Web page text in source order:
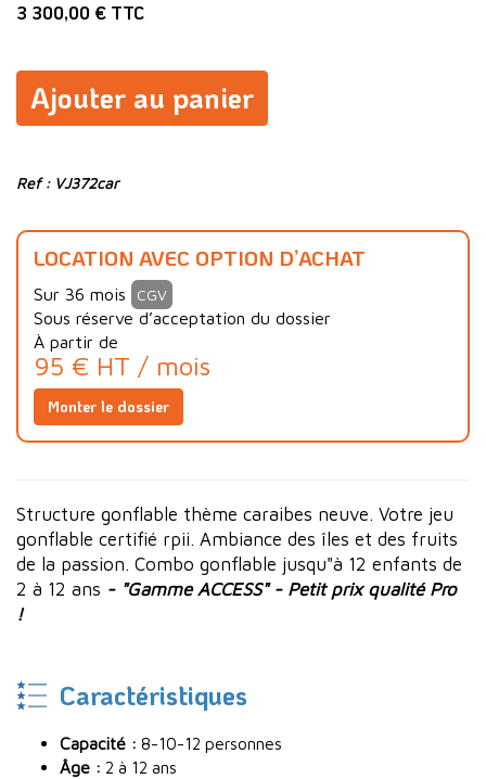
3 300,00 € TTC
Ajouter au panier
Ref : VJ372car
LOCATION AVEC OPTION D’ACHAT
Sur 36 mois CGV
Sous réserve d’acceptation du dossier
À partir de
95 € HT / mois
Monter le dossier
Structure gonflable thème caraibes neuve. Votre jeu
gonflable certifié rpii. Ambiance des îles et des fruits
de la passion. Combo gonflable jusqu"à 12 enfants de
2 à 12 ans - "Gamme ACCESS" - Petit prix qualité Pro
!
Caractéristiques
Capacité : 8-10-12 personnes
Âge : 2 à 12 ans